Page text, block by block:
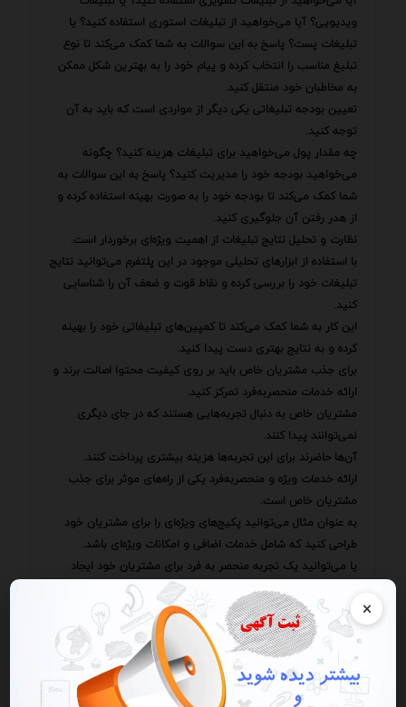
×
ویدیویی؟ آیا می‌خواهید از تبلیغات استوری استفاده کنید؟ یا
تبلیغات پست؟ پاسخ به این سوالات به شما کمک می‌کند تا نوع
تبلیغ مناسب را انتخاب کرده و پیام خود را به بهترین شکل ممکن
به مخاطبان خود منتقل کنید.
تعیین بودجه تبلیغاتی یکی دیگر از مواردی است که باید به آن
توجه کنید.
چه مقدار پول می‌خواهید برای تبلیغات هزینه کنید؟ چگونه
می‌خواهید بودجه خود را مدیریت کنید؟ پاسخ به این سوالات به
شما کمک می‌کند تا بودجه خود را به صورت بهینه استفاده کرده و
از هدر رفتن آن جلوگیری کنید.
نظارت و تحلیل نتایج تبلیغات از اهمیت ویژه‌ای برخوردار است.
با استفاده از ابزارهای تحلیلی موجود در این پلتفرم می‌توانید نتایج
تبلیغات خود را بررسی کرده و نقاط قوت و ضعف آن را شناسایی
کنید.
این کار به شما کمک می‌کند تا کمپین‌های تبلیغاتی خود را بهینه
کرده و به نتایج بهتری دست پیدا کنید.
برای جذب مشتریان خاص باید بر روی کیفیت محتوا اصالت برند و
ارائه خدمات منحصربه‌فرد تمرکز کنید.
مشتریان خاص به دنبال تجربه‌هایی هستند که در جای دیگری
نمی‌توانند پیدا کنند.
آن‌ها حاضرند برای این تجربه‌ها هزینه بیشتری پرداخت کنند.
ارائه خدمات ویژه و منحصربه‌فرد یکی از راه‌های موثر برای جذب
مشتریان خاص است.
به عنوان مثال می‌توانید پکیج‌های ویژه‌ای را برای مشتریان خود
طراحی کنید که شامل خدمات اضافی و امکانات ویژه‌ای باشد.
یا می‌توانید یک تجربه منحصر به فرد برای مشتریان خود ایجاد
کنید که آن‌ها را به شما و برند شما وفادار کند.
ایجاد یک برند قوی و معتبر یکی دیگر از عوامل مهم در جذب
مشتریان خاص است.
یک برند قوی نشان‌دهنده کیفیت اصالت و ارزش‌هایی است که شما
ارائه می‌دهید.
با ایجاد یک برند قوی می‌توانید اعتماد مشتریان را جلب کرده و